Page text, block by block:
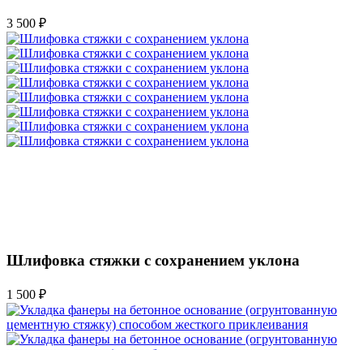
3 500 ₽
Шлифовка стяжки с сохранением уклона
1 500 ₽